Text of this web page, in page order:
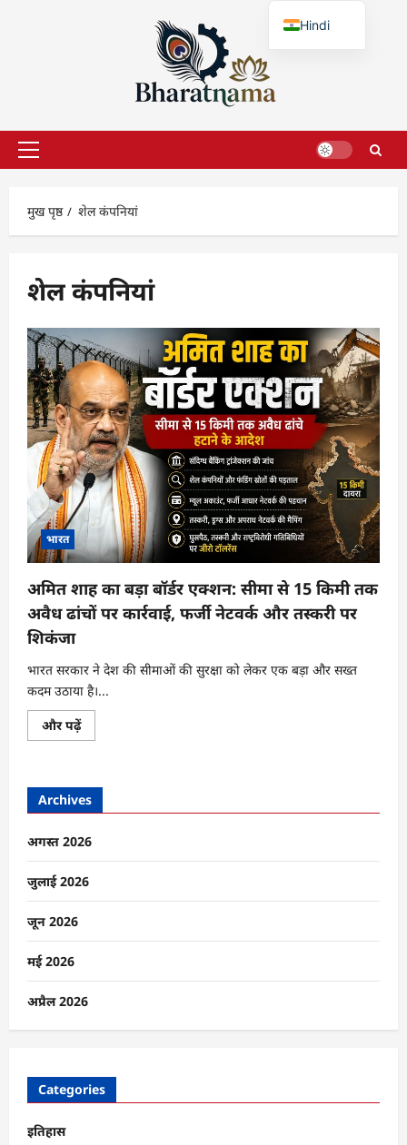
प्राथमिक
मुख पृष्ठ
शेल कंपनियां
शेल कंपनियां
भारत
अमित शाह का बड़ा बॉर्डर एक्शन: सीमा से 15 किमी तक
अवैध ढांचों पर कार्रवाई, फर्जी नेटवर्क और तस्करी पर
शिकंजा
भारत सरकार ने देश की सीमाओं की सुरक्षा को लेकर एक बड़ा और सख्त
कदम उठाया है।...
और पढ़ेंअमित
शाह
एक्शन:
सीमा
से
किमी
तक
अवैध
ढांचों
पर
कार्रवाई,
और
शिकंजा
बारे
और
Archives
अगस्त 2026
जुलाई 2026
जून 2026
मई 2026
अप्रैल 2026
Categories
इतिहास
Hindi